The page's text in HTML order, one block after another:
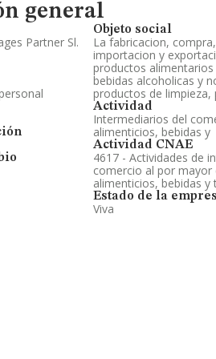
general
Partner Sl.
Objeto social
La fabricacion,
importacion y
productos
bebidas alcoholicas y
productos de limpieza,
Actividad
Intermediarios del
alimenticios, bebidas y
Actividad CNAE
4617 - Actividades de
comercio al por mayor
alimenticios, bebidas y
Estado de la
Viva